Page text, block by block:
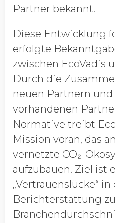
Partner bekannt.
Diese Entwicklung
erfolgte
zwischen EcoVadis
Durch die
neuen Partnern
vorhandenen
Normative treibt
Mission voran, das
vernetzte CO₂-
aufzubauen. Ziel ist
„Vertrauenslücke“
Berichterstattung